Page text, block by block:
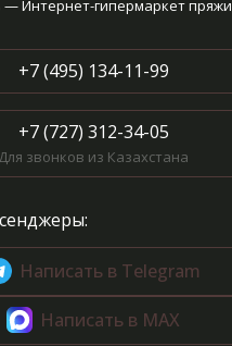
— Интернет-гипермаркет пряжи
+7 (495) 134-11-99
+7 (727) 312-34-05
Для звонков из Казахстана
Написать в Telegram
Написать в MAX